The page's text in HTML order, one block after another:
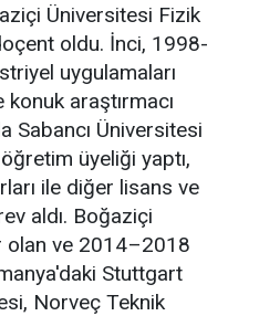
Üniversitesi Fizik
oldu. İnci, 1998-
uygulamaları
araştırmacı
Sabancı Üniversitesi
üyeliği yaptı,
ile diğer lisans ve
aldı. Boğaziçi
olan ve 2014–2018
Stuttgart
Norveç Teknik